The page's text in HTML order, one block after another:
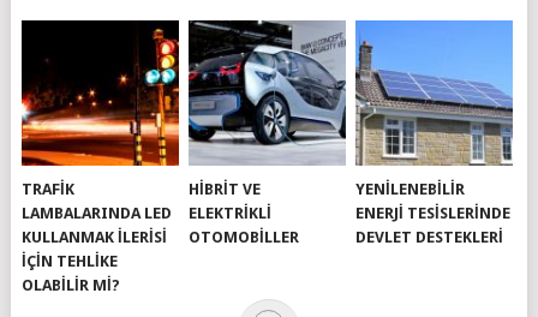
TRAFIK
LAMBALARINDA LED
KULLANMAK İLERISI
İÇIN TEHLIKE
OLABILIR MI?
HIBRIT VE
ELEKTRIKLI
OTOMOBILLER
YENILENEBILIR
ENERJI TESISLERINDE
DEVLET DESTEKLERI